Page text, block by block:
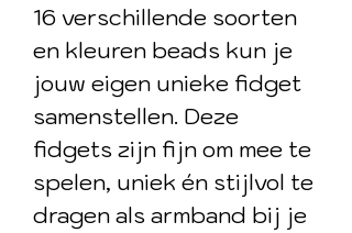
16 verschillende soorten
en kleuren beads kun je
jouw eigen unieke fidget
samenstellen. Deze
fidgets zijn fijn om mee te
spelen, uniek én stijlvol te
dragen als armband bij je